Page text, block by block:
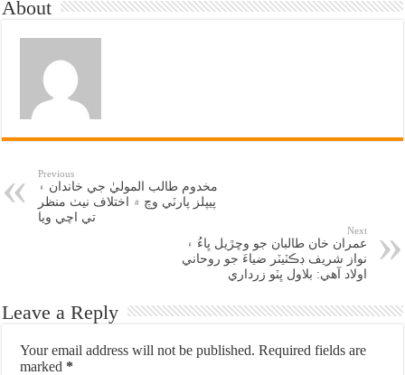
About
Previous
مخدوم طالب الموليٰ جي خاندان ۽
پيپلز پارٽي وچ ۾ اختلاف نيٺ منظر
تي اچي ويا
Next
عمران خان طالبان جو وڇڙيل ڀاءُ ۽
نواز شريف ڊڪٽيٽر ضياءَ جو روحاني
اولاد آهي: بلاول ڀٽو زرداري
Leave a Reply
Your email address will not be published. Required fields are
marked *